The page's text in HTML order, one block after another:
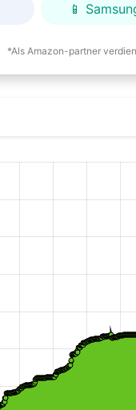
📱
*Als Amazon-partner